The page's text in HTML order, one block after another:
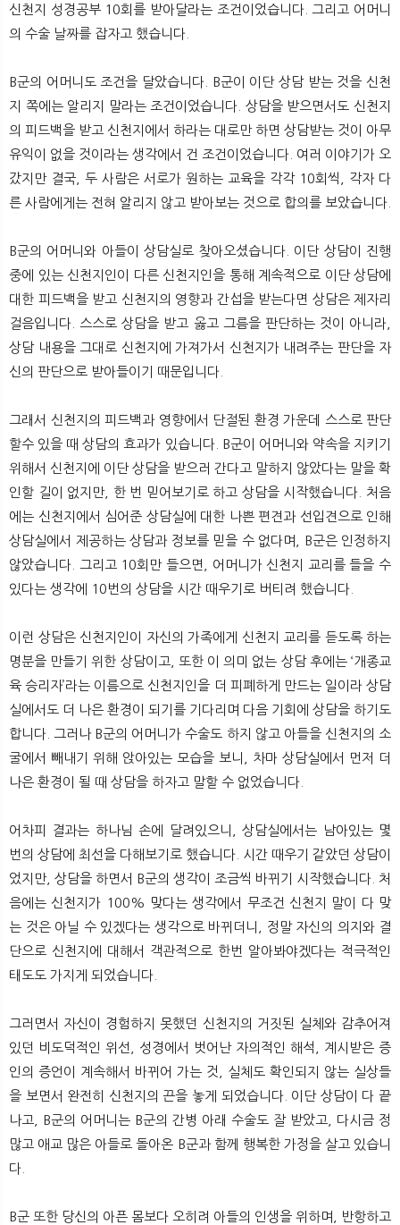
신천지 성경공부 10회를 받아달라는 조건이었습니다. 그리고 어머니
의 수술 날짜를 잡자고 했습니다.
B군의 어머니도 조건을 달았습니다. B군이 이단 상담 받는 것을 신천
지 쪽에는 알리지 말라는 조건이었습니다. 상담을 받으면서도 신천지
의 피드백을 받고 신천지에서 하라는 대로만 하면 상담받는 것이 아무
유익이 없을 것이라는 생각에서 건 조건이었습니다. 여러 이야기가 오
갔지만 결국, 두 사람은 서로가 원하는 교육을 각각 10회씩, 각자 다
른 사람에게는 전혀 알리지 않고 받아보는 것으로 합의를 보았습니다.
B군의 어머니와 아들이 상담실로 찾아오셨습니다. 이단 상담이 진행
중에 있는 신천지인이 다른 신천지인을 통해 계속적으로 이단 상담에
대한 피드백을 받고 신천지의 영향과 간섭을 받는다면 상담은 제자리
걸음입니다. 스스로 상담을 받고 옳고 그름을 판단하는 것이 아니라,
상담 내용을 그대로 신천지에 가져가서 신천지가 내려주는 판단을 자
신의 판단으로 받아들이기 때문입니다.
그래서 신천지의 피드백과 영향에서 단절된 환경 가운데 스스로 판단
할수 있을 때 상담의 효과가 있습니다. B군이 어머니와 약속을 지키기
위해서 신천지에 이단 상담을 받으러 간다고 말하지 않았다는 말을 확
인할 길이 없지만, 한 번 믿어보기로 하고 상담을 시작했습니다. 처음
에는 신천지에서 심어준 상담실에 대한 나쁜 편견과 선입견으로 인해
상담실에서 제공하는 상담과 정보를 믿을 수 없다며, B군은 인정하지
않았습니다. 그리고 10회만 들으면, 어머니가 신천지 교리를 들을 수
있다는 생각에 10번의 상담을 시간 때우기로 버티려 했습니다.
이런 상담은 신천지인이 자신의 가족에게 신천지 교리를 듣도록 하는
명분을 만들기 위한 상담이고, 또한 이 의미 없는 상담 후에는 ‘개종교
육 승리자’라는 이름으로 신천지인을 더 피폐하게 만드는 일이라 상담
실에서도 더 나은 환경이 되기를 기다리며 다음 기회에 상담을 하기도
합니다. 그러나 B군의 어머니가 수술도 하지 않고 아들을 신천지의 소
굴에서 빼내기 위해 앉아있는 모습을 보니, 차마 상담실에서 먼저 더
나은 환경이 될 때 상담을 하자고 말할 수 없었습니다.
어차피 결과는 하나님 손에 달려있으니, 상담실에서는 남아있는 몇
번의 상담에 최선을 다해보기로 했습니다. 시간 때우기 같았던 상담이
었지만, 상담을 하면서 B군의 생각이 조금씩 바뀌기 시작했습니다. 처
음에는 신천지가 100% 맞다는 생각에서 무조건 신천지 말이 다 맞
는 것은 아닐 수 있겠다는 생각으로 바뀌더니, 정말 자신의 의지와 결
단으로 신천지에 대해서 객관적으로 한번 알아봐야겠다는 적극적인
태도도 가지게 되었습니다.
그러면서 자신이 경험하지 못했던 신천지의 거짓된 실체와 감추어져
있던 비도덕적인 위선, 성경에서 벗어난 자의적인 해석, 계시받은 증
인의 증언이 계속해서 바뀌어 가는 것, 실체도 확인되지 않는 실상들
을 보면서 완전히 신천지의 끈을 놓게 되었습니다. 이단 상담이 다 끝
나고, B군의 어머니는 B군의 간병 아래 수술도 잘 받았고, 다시금 정
많고 애교 많은 아들로 돌아온 B군과 함께 행복한 가정을 살고 있습니
다.
B군 또한 당신의 아픈 몸보다 오히려 아들의 인생을 위하며, 반항하고